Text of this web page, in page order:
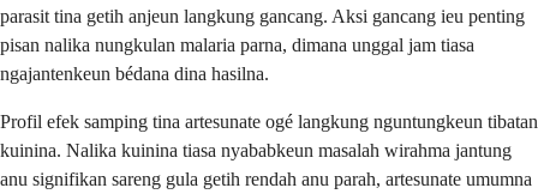
parasit tina getih anjeun langkung gancang. Aksi gancang ieu penting
pisan nalika nungkulan malaria parna, dimana unggal jam tiasa
ngajantenkeun bédana dina hasilna.
Profil efek samping tina artesunate ogé langkung nguntungkeun tibatan
kuinina. Nalika kuinina tiasa nyababkeun masalah wirahma jantung
anu signifikan sareng gula getih rendah anu parah, artesunate umumna